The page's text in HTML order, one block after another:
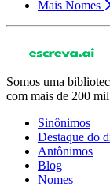
Mais Nomes
Somos uma
com mais de 200
Sinônimos
Destaque do
Antônimos
Blog
Nomes